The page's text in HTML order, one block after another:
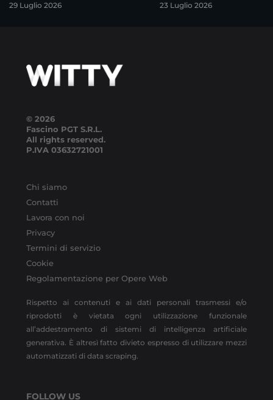
29 Luglio 2026 23 Luglio 2026
© 2026
Fascino PGT S.R.L.
All rights reserved.
P.IVA 03632721001
Chi siamo
Contatti
Lavora con noi
Privacy
Termini di servizio
Cookie
Regolamentazione per Opere Web
Rispetto ai contenuti e ai dati personali trasmessi e/o
riprodotti è vietata ogni utilizzazione funzionale
all’addestramento di sistemi di intelligenza artificiale
generativa. È altresì fatto divieto espresso di utilizzare mezzi
automatizzati di data scraping.
FOLLOW US